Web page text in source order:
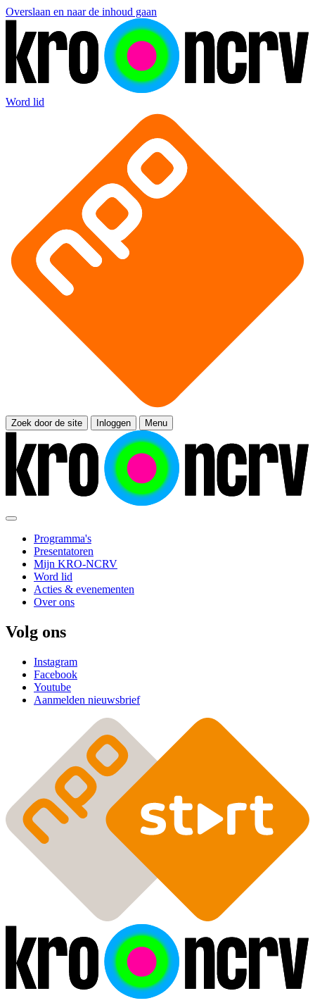
Overslaan en naar de inhoud gaan
Word lid
Zoek door de site Inloggen Menu
Programma's
Presentatoren
Mijn KRO-NCRV
Word lid
Acties & evenementen
Over ons
Volg ons
Instagram
Facebook
Youtube
Aanmelden nieuwsbrief